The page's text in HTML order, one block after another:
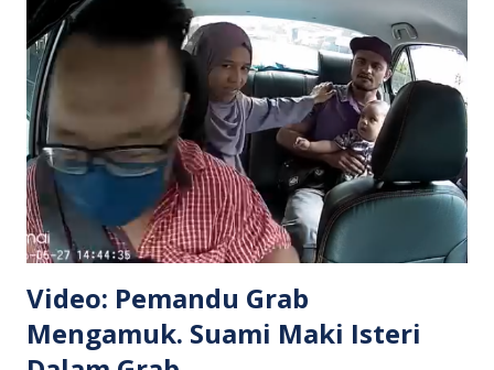
Video: Pemandu Grab
Mengamuk. Suami Maki Isteri